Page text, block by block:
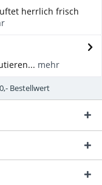
herrlich frisch
mehr
Bestellwert